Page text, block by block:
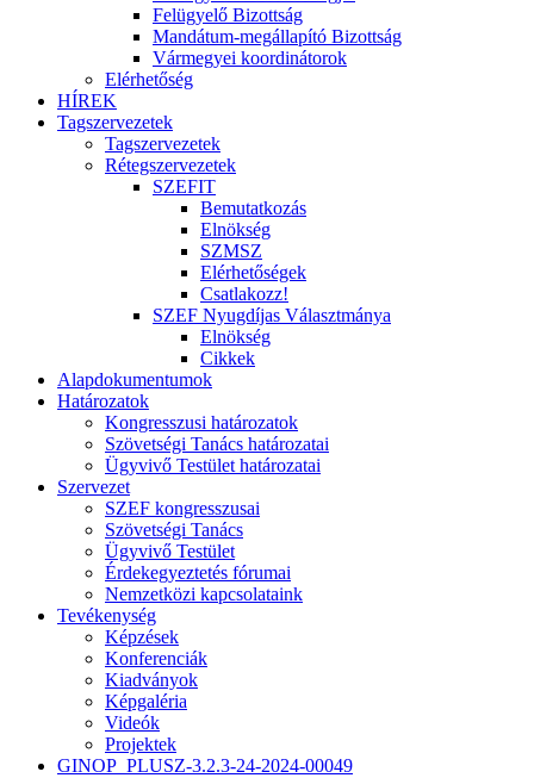
Felügyelő Bizottság
Mandátum-megállapító Bizottság
Vármegyei koordinátorok
Elérhetőség
HÍREK
Tagszervezetek
Tagszervezetek
Rétegszervezetek
SZEFIT
Bemutatkozás
Elnökség
SZMSZ
Elérhetőségek
Csatlakozz!
SZEF Nyugdíjas Választmánya
Elnökség
Cikkek
Alapdokumentumok
Határozatok
Kongresszusi határozatok
Szövetségi Tanács határozatai
Ügyvivő Testület határozatai
Szervezet
SZEF kongresszusai
Szövetségi Tanács
Ügyvivő Testület
Érdekegyeztetés fórumai
Nemzetközi kapcsolataink
Tevékenység
Képzések
Konferenciák
Kiadványok
Képgaléria
Videók
Projektek
GINOP_PLUSZ-3.2.3-24-2024-00049